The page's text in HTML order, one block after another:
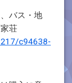
バス・地
荘
c94638-